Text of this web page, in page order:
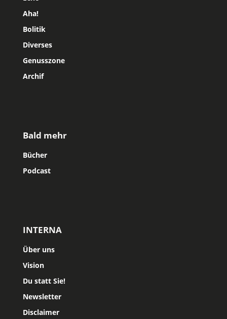
Aha!
Bolitik
Diverses
Genusszone
Archif
Bald mehr
Bücher
Podcast
INTERNA
Über uns
Vision
Du statt Sie!
Newsletter
Disclaimer